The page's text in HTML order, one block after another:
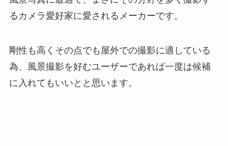
るカメラ愛好家に愛されるメーカーです。
剛性も高くその点でも屋外での撮影に適している
為、風景撮影を好むユーザーであれば一度は候補
に入れてもいいとと思います。